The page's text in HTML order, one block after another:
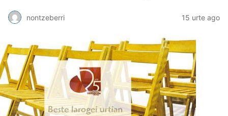
nontzeberri 15 urte ago